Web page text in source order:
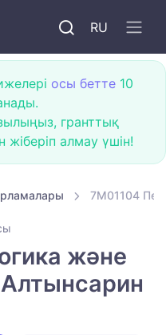
RU
осы бетте 10
гранттық
жіберіп алмау үшін!
7M01104
және